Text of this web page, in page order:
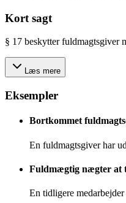
Kort sagt
§ 17 beskytter fuldmagtsgiver
Læs mere
Eksempler
Bortkommet
En fuldmagtsgiver har
Fuldmægtig nægter at
En tidligere